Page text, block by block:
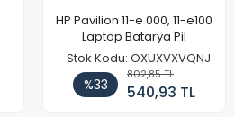
HP Pavilion 11-e 000, 11-e100
Laptop Batarya Pil
Stok Kodu: OXUXVXVQNJ
%33
802,85 TL
540,93 TL